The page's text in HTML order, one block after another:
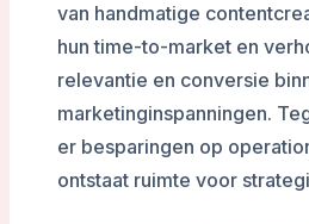
van handmatige
hun time-to-market en
relevantie en conversie
marketinginspanningen.
er besparingen op
ontstaat ruimte voor